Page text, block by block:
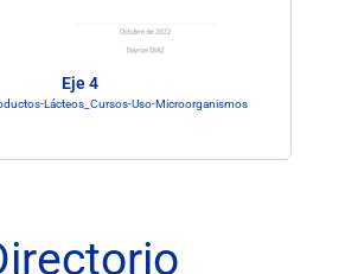
Eje 4
Lácteos_Cursos-Uso-Microorganismos